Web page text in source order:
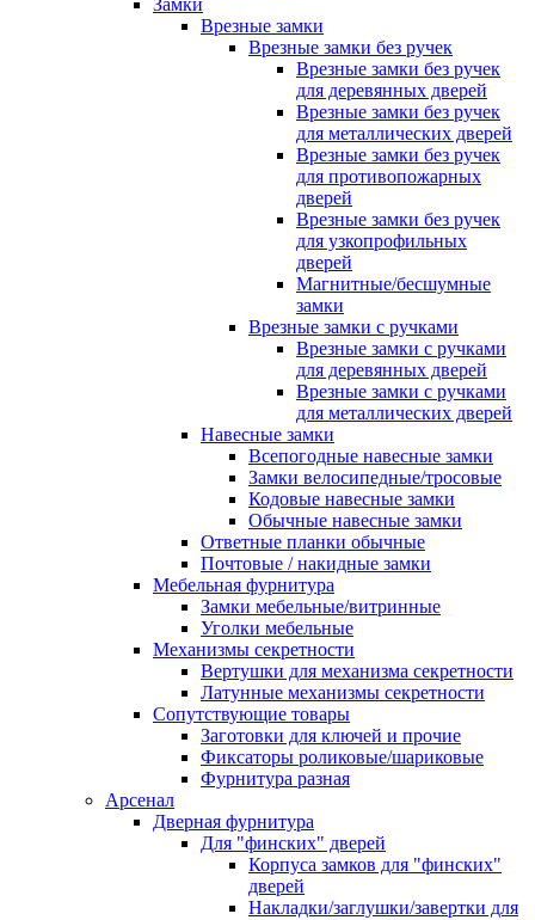
Замки
Врезные замки
Врезные замки без ручек
Врезные замки без ручек
для деревянных дверей
Врезные замки без ручек
для металлических дверей
Врезные замки без ручек
для противопожарных
дверей
Врезные замки без ручек
для узкопрофильных
дверей
Магнитные/бесшумные
замки
Врезные замки с ручками
Врезные замки с ручками
для деревянных дверей
Врезные замки с ручками
для металлических дверей
Навесные замки
Всепогодные навесные замки
Замки велосипедные/тросовые
Кодовые навесные замки
Обычные навесные замки
Ответные планки обычные
Почтовые / накидные замки
Мебельная фурнитура
Замки мебельные/витринные
Уголки мебельные
Механизмы секретности
Вертушки для механизма секретности
Латунные механизмы секретности
Сопутствующие товары
Заготовки для ключей и прочие
Фиксаторы роликовые/шариковые
Фурнитура разная
Арсенал
Дверная фурнитура
Для "финских" дверей
Корпуса замков для "финских"
дверей
Накладки/заглушки/завертки для